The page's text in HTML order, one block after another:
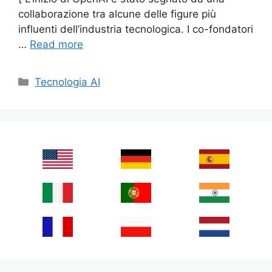
collaborazione tra alcune delle figure più
influenti dell’industria tecnologica. I co-fondatori
… Read more
Categories
Tecnologia AI